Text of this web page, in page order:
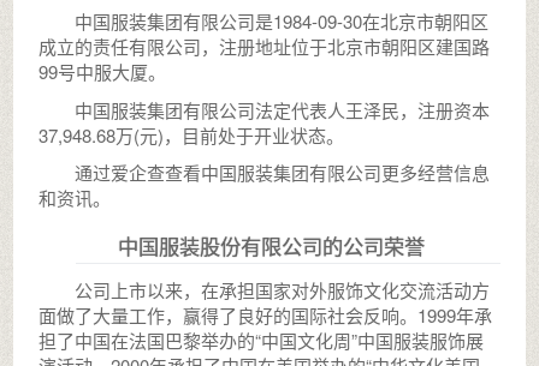
中国服装集团有限公司是1984-09-30在北京市朝阳区
成立的责任有限公司，注册地址位于北京市朝阳区建国路
99号中服大厦。
中国服装集团有限公司法定代表人王泽民，注册资本
37,948.68万(元)，目前处于开业状态。
通过爱企查查看中国服装集团有限公司更多经营信息
和资讯。
中国服装股份有限公司的公司荣誉
公司上市以来，在承担国家对外服饰文化交流活动方
面做了大量工作，赢得了良好的国际社会反响。1999年承
担了中国在法国巴黎举办的“中国文化周”中国服装服饰展